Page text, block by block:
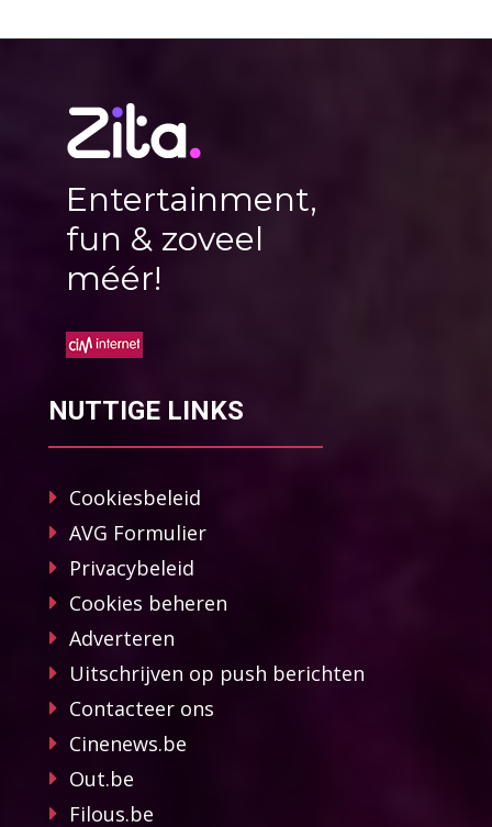
Entertainment,
fun & zoveel
méér!
NUTTIGE LINKS
Cookiesbeleid
AVG Formulier
Privacybeleid
Cookies beheren
Adverteren
Uitschrijven op push berichten
Contacteer ons
Cinenews.be
Out.be
Filous.be